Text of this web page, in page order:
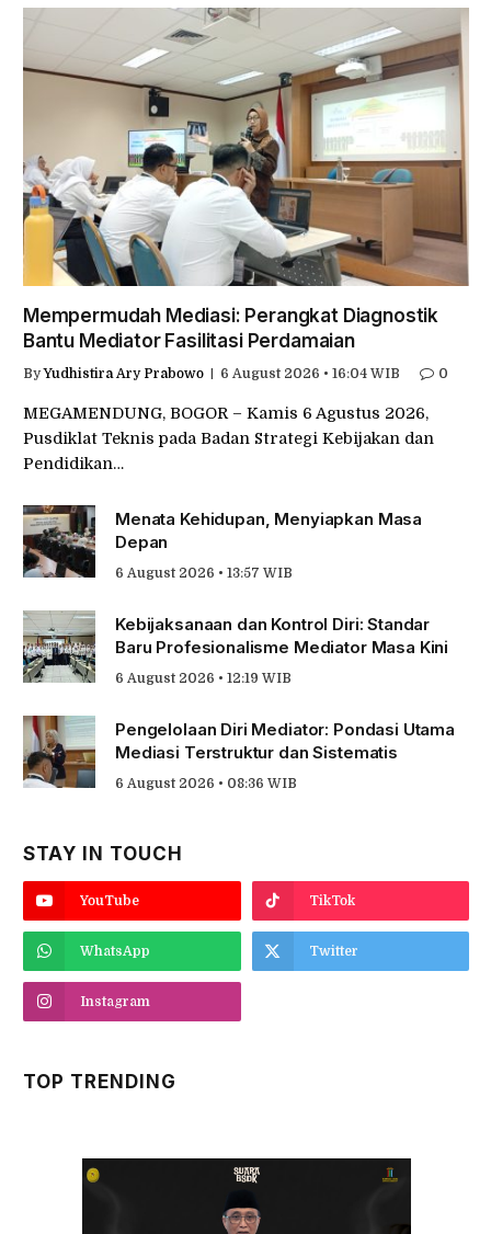
Mempermudah Mediasi: Perangkat Diagnostik
Bantu Mediator Fasilitasi Perdamaian
By Yudhistira Ary Prabowo 6 August 2026 • 16:04 WIB 0
MEGAMENDUNG, BOGOR – Kamis 6 Agustus 2026,
Pusdiklat Teknis pada Badan Strategi Kebijakan dan
Pendidikan…
Menata Kehidupan, Menyiapkan Masa
Depan
6 August 2026 • 13:57 WIB
Kebijaksanaan dan Kontrol Diri: Standar
Baru Profesionalisme Mediator Masa Kini
6 August 2026 • 12:19 WIB
Pengelolaan Diri Mediator: Pondasi Utama
Mediasi Terstruktur dan Sistematis
6 August 2026 • 08:36 WIB
STAY IN TOUCH
YouTube TikTok
WhatsApp Twitter
Instagram
TOP TRENDING